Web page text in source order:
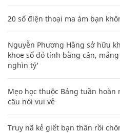
20 số điện thoại ma ám bạn
Nguyễn Phương Hằng sở hữu
khoe sổ đỏ tính bằng cân,
nghìn tỷ'
Mẹo học thuộc Bảng tuần
câu nói vui vẻ
Truy nã kẻ giết bạn thân rồi